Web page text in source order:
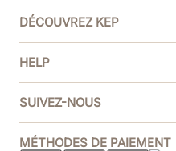
DÉCOUVREZ KEP
HELP
SUIVEZ-NOUS
MÉTHODES DE PAIEMENT